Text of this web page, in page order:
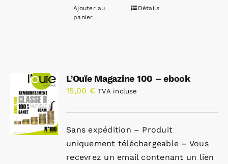
Ajouter au
panier
Détails
L’Ouïe Magazine 100 – ebook
15,00 € TVA incluse
Sans expédition – Produit
uniquement téléchargeable – Vous
recevrez un email contenant un lien